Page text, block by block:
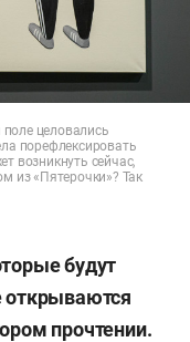
целовались
порефлексировать
возникнуть сейчас,
из «Пятерочки»? Так
будут
открываются
прочтении.